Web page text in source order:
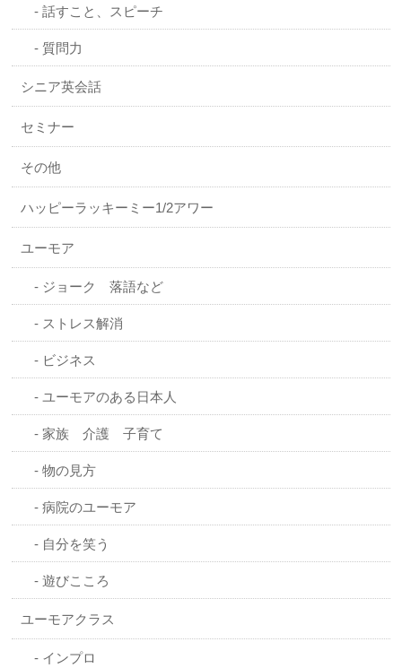
話すこと、スピーチ
質問力
シニア英会話
セミナー
その他
ハッピーラッキーミー1/2アワー
ユーモア
ジョーク 落語など
ストレス解消
ビジネス
ユーモアのある日本人
家族 介護 子育て
物の見方
病院のユーモア
自分を笑う
遊びこころ
ユーモアクラス
インプロ